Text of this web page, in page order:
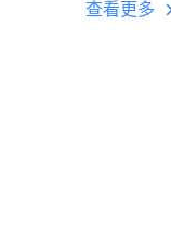
查看更多